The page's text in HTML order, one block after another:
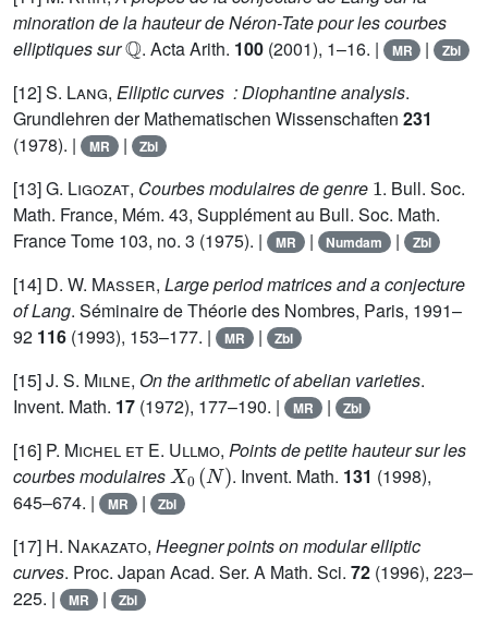
minoration de la hauteur de Néron-Tate pour les courbes
elliptiques sur
ℚ
. Acta Arith. 100(2001), 1–16. | MR | Zbl
[12]S. Lang, Elliptic curves : Diophantine analysis.
Grundlehren der Mathematischen Wissenschaften 231
(1978). |
MR | Zbl
[13]G. Ligozat, Courbes modulaires de genre
. Bull. Soc.
Math. France, Mém. 43, Supplément au Bull. Soc. Math.
France Tome 103, no. 3 (1975). | MR | Numdam | Zbl
[14] D. W. Masser, Large period matrices and a conjecture
of Lang. Séminaire de Théorie des Nombres, Paris, 1991–
92 116 (1993), 153–177. | MR | Zbl
[15]J. S. Milne, On the arithmetic of abelian varieties.
Invent. Math. 17 (1972), 177–190. | MR | Zbl
[16] P. Michel et E. Ullmo, Points de petite hauteur sur les
courbes modulaires
X0(N)
. Invent. Math. 131 (1998),
645–674. |
MR | Zbl
[17] H. Nakazato, Heegner points on modular elliptic
curves. Proc. Japan Acad. Ser. A Math. Sci. 72 (1996), 223–
225. |
MR | Zbl